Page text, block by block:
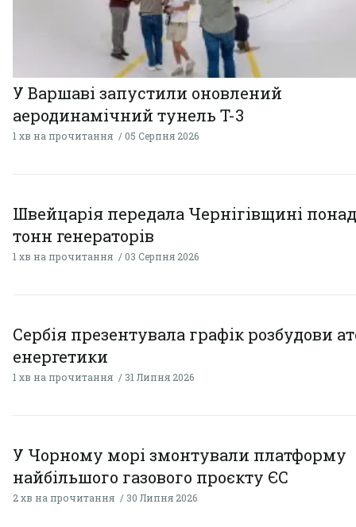
У Варшаві запустили оновлений
аеродинамічний тунель T-3
1 хв на прочитання 05 Серпня 2026
Швейцарія передала Чернігівщині
тонн генераторів
1 хв на прочитання 03 Серпня 2026
Сербія презентувала графік розбудови
енергетики
1 хв на прочитання 31 Липня 2026
У Чорному морі змонтували платформу
найбільшого газового проєкту ЄС
2 хв на прочитання 30 Липня 2026